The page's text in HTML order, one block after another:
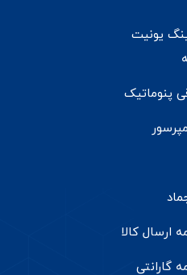
یونیت
پنوماتیک
ارسال کالا
گارانتی